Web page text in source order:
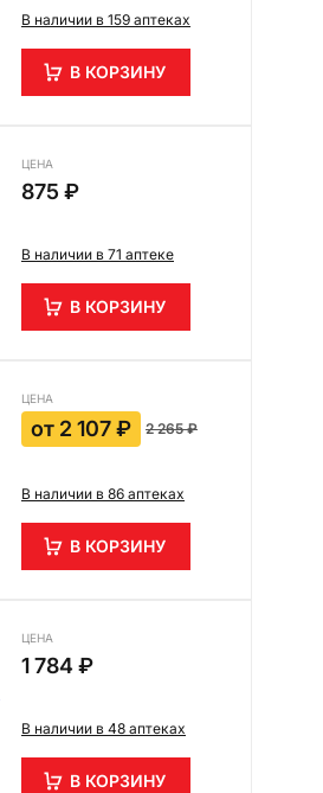
В наличии в 159 аптеках
В КОРЗИНУ
ЦЕНА
875 ₽
В наличии в 71 аптеке
В КОРЗИНУ
ЦЕНА
от 2 107 ₽ 2 265 ₽
В наличии в 86 аптеках
В КОРЗИНУ
ЦЕНА
1 784 ₽
В наличии в 48 аптеках
В КОРЗИНУ